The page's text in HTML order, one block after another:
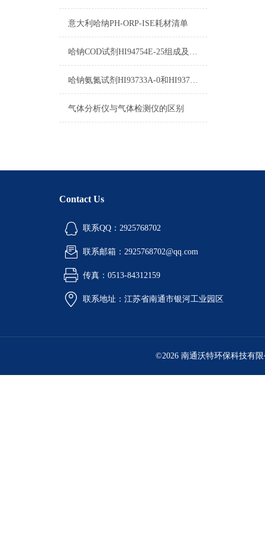
意大利哈纳PH-ORP-ISE耗材清单
哈钠COD试剂HI94754E-25组成及测量范围
哈钠氨氮试剂HI93733A-0和HI93733B-0使用方法
气体分析仪与气体检测仪的区别
Contact Us
联系QQ：2925768702
联系邮箱：2925768702@qq.com
传真：0513-84312159
联系地址：江苏省南通市银河工业园区
©2026 南通沃特环保科技有